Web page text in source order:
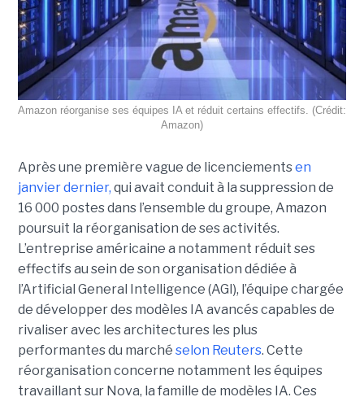
Amazon réorganise ses équipes IA et réduit certains effectifs. (Crédit:
Amazon)
Après une première vague de licenciementsen
janvier dernier, qui avait conduit à la suppression de
16 000 postes dans l’ensemble du groupe, Amazon
poursuit la réorganisation de ses activités.
L’entreprise américaine a notamment réduit ses
effectifs au sein de son organisation dédiée à
l’Artificial General Intelligence (AGI), l’équipe chargée
de développer des modèles IA avancés capables de
rivaliser avec les architectures les plus
performantes du marché selon Reuters. Cette
réorganisation concerne notamment les équipes
travaillant sur Nova, la famille de modèles IA. Ces